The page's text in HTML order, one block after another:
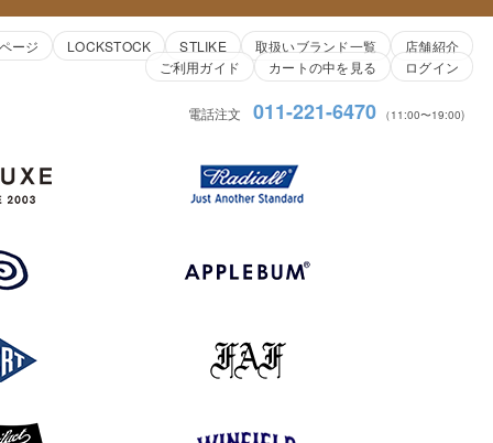
ージ LOCKSTOCK STLIKE 取扱いブランド一覧
店舗紹介
ご利用ガイド
カートの中を見る ログイン
電話注文 011-221-6470 （11:00〜19:00)